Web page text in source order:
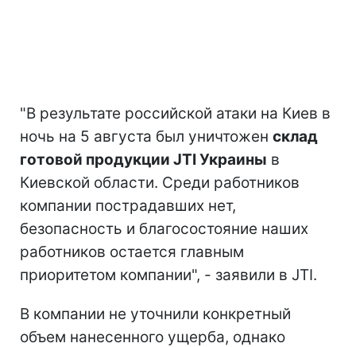
"В результате российской атаки на Киев в
ночь на 5 августа был уничтожен склад
готовой продукции JTI Украины в
Киевской области. Среди работников
компании пострадавших нет,
безопасность и благосостояние наших
работников остается главным
приоритетом компании", - заявили в JTI.
В компании не уточнили конкретный
объем нанесенного ущерба, однако